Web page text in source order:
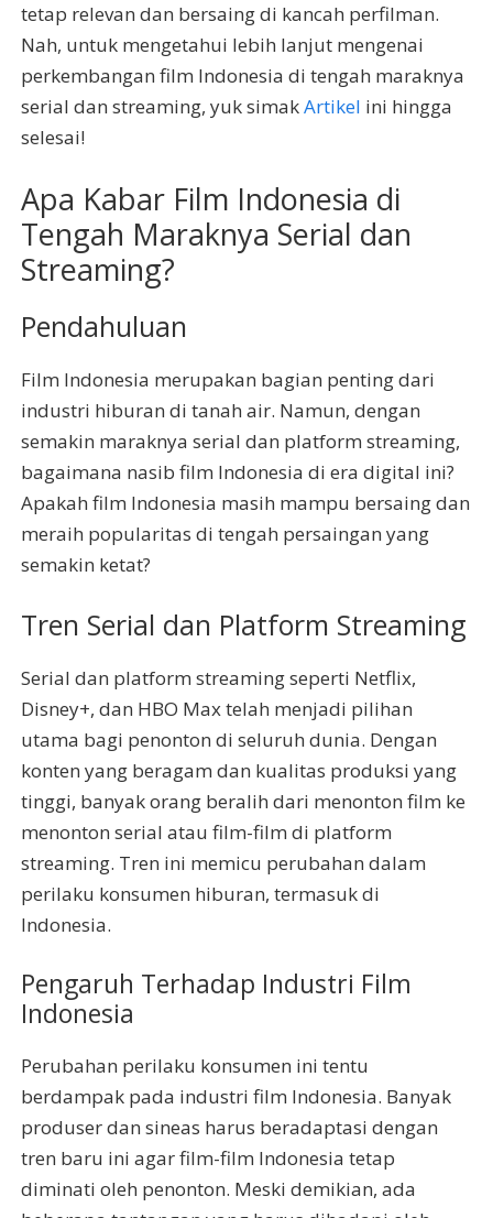
tetap relevan dan bersaing di kancah perfilman.
Nah, untuk mengetahui lebih lanjut mengenai
perkembangan film Indonesia di tengah maraknya
serial dan streaming, yuk simakArtikel ini hingga
selesai!
Apa Kabar Film Indonesia di
Tengah Maraknya Serial dan
Streaming?
Pendahuluan
Film Indonesia merupakan bagian penting dari
industri hiburan di tanah air. Namun, dengan
semakin maraknya serial dan platform streaming,
bagaimana nasib film Indonesia di era digital ini?
Apakah film Indonesia masih mampu bersaing dan
meraih popularitas di tengah persaingan yang
semakin ketat?
Tren Serial dan Platform Streaming
Serial dan platform streaming seperti Netflix,
Disney+, dan HBO Max telah menjadi pilihan
utama bagi penonton di seluruh dunia. Dengan
konten yang beragam dan kualitas produksi yang
tinggi, banyak orang beralih dari menonton film ke
menonton serial atau film-film di platform
streaming. Tren ini memicu perubahan dalam
perilaku konsumen hiburan, termasuk di
Indonesia.
Pengaruh Terhadap Industri Film
Indonesia
Perubahan perilaku konsumen ini tentu
berdampak pada industri film Indonesia. Banyak
produser dan sineas harus beradaptasi dengan
tren baru ini agar film-film Indonesia tetap
diminati oleh penonton. Meski demikian, ada